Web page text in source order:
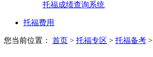
托福成绩查询系统
托福费用
您当前位置： 首页 > 托福专区 > 托福备考 >